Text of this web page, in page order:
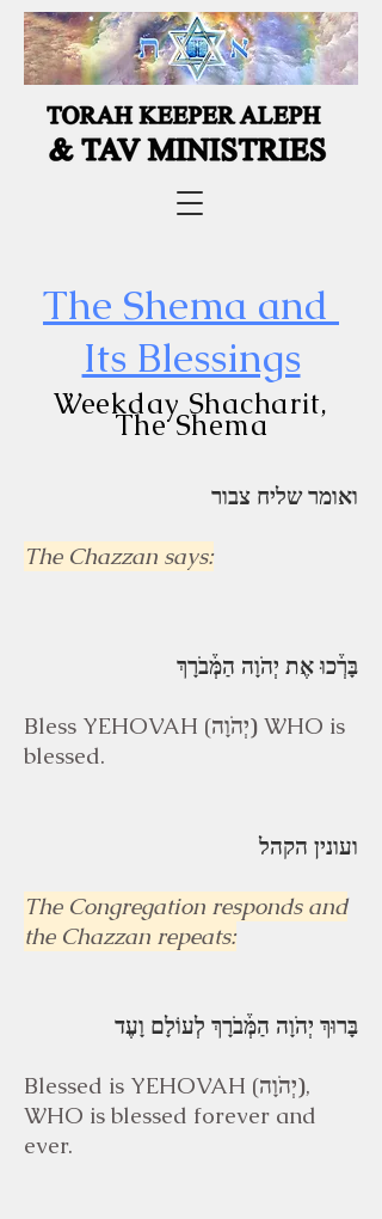
The Shema and
Its Blessings
Weekday Shacharit,
The Shema
ואומר שליח צבור
The Chazzan says:
בָּרְ֒כוּ אֶת יְהֹוָה הַמְּ֒בֹרָךְ
Bless YEHOVAH (
יְהֹוָה) WHO is
blessed.
ועונין הקהל
The Congregation responds and
the Chazzan repeats:
בָּרוּךְ יְהֹוָה הַמְּ֒בֹרָךְ לְעוֹלָם וָעֶד
Blessed is YEHOVAH ( יְהֹוָה),
WHO is blessed forever and
ever.